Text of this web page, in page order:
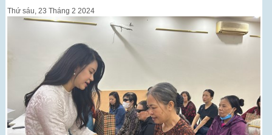
Thứ sáu, 23 Tháng 2 2024